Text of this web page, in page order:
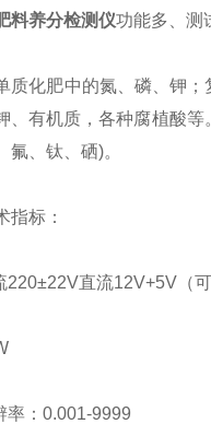
料养分检测仪功能多、测
肥中的氮、磷、钾；
、有机质，各种腐植酸
氟、钛、硒)。
标：
直流12V+5V（可
：0.001-9999